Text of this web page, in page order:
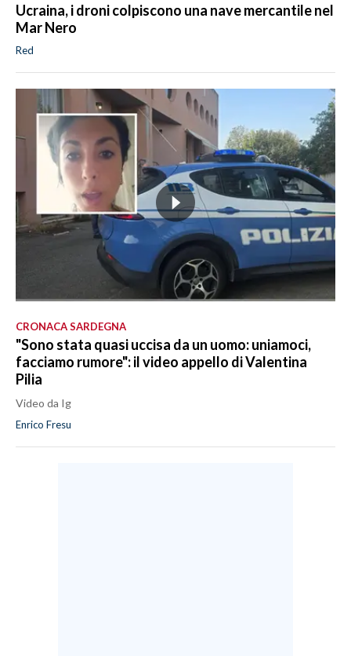
Ucraina, i droni colpiscono una nave mercantile nel
Mar Nero
Red
CRONACA SARDEGNA
"Sono stata quasi uccisa da un uomo: uniamoci,
facciamo rumore": il video appello di Valentina
Pilia
Video da Ig
Enrico Fresu